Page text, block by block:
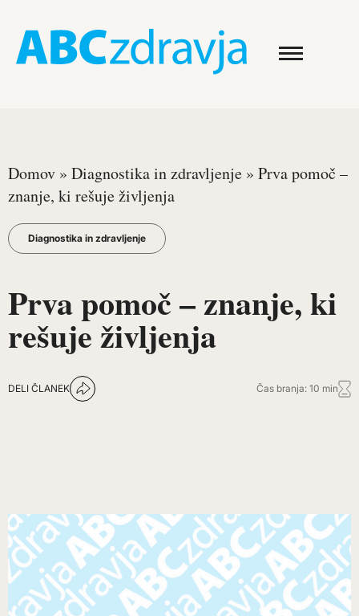
Domov » Diagnostika in zdravljenje » Prva pomoč –
znanje, ki rešuje življenja
Diagnostika in zdravljenje
Prva pomoč – znanje, ki
rešuje življenja
DELI ČLANEK Čas branja: 10 min